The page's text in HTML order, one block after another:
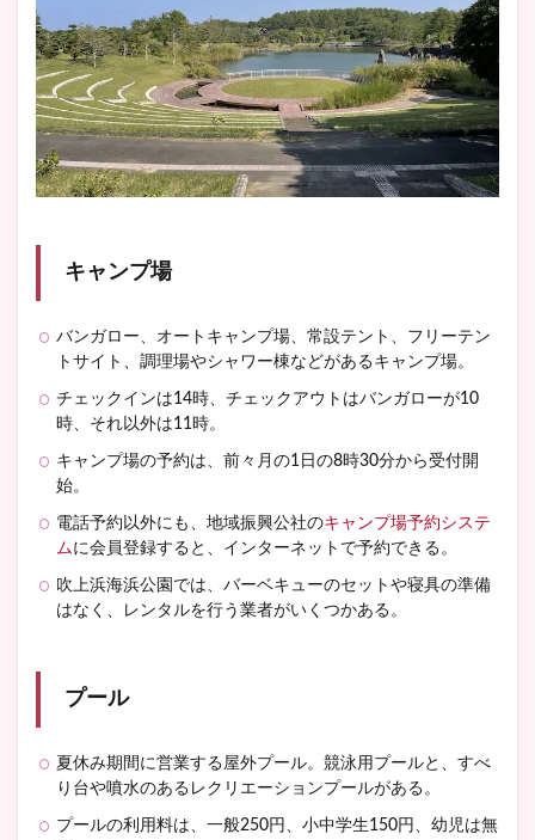
キャンプ場
バンガロー、オートキャンプ場、常設テント、フリーテン
トサイト、調理場やシャワー棟などがあるキャンプ場。
チェックインは14時、チェックアウトはバンガローが10
時、それ以外は11時。
キャンプ場の予約は、前々月の1日の8時30分から受付開
始。
電話予約以外にも、地域振興公社のキャンプ場予約システ
ムに会員登録すると、インターネットで予約できる。
吹上浜海浜公園では、バーベキューのセットや寝具の準備
はなく、レンタルを行う業者がいくつかある。
プール
夏休み期間に営業する屋外プール。競泳用プールと、すべ
り台や噴水のあるレクリエーションプールがある。
プールの利用料は、一般250円、小中学生150円、幼児は無